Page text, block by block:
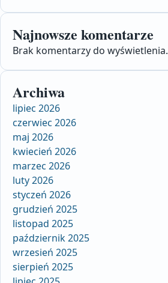
Najnowsze komentarze
Brak komentarzy do wyświetlenia.
Archiwa
lipiec 2026
czerwiec 2026
maj 2026
kwiecień 2026
marzec 2026
luty 2026
styczeń 2026
grudzień 2025
listopad 2025
październik 2025
wrzesień 2025
sierpień 2025